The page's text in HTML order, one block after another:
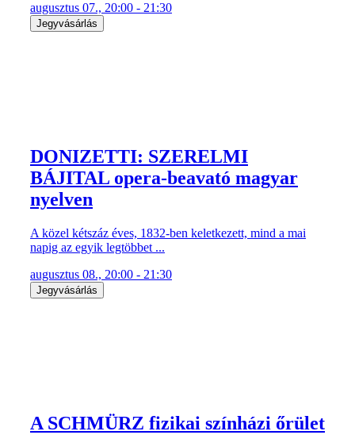
augusztus 07., 20:00 - 21:30
Jegyvásárlás
DONIZETTI: SZERELMI
BÁJITAL opera-beavató magyar
nyelven
A közel kétszáz éves, 1832-ben keletkezett, mind a mai
napig az egyik legtöbbet ...
augusztus 08., 20:00 - 21:30
Jegyvásárlás
A SCHMÜRZ fizikai színházi őrület